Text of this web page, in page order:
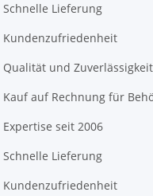
Schnelle Lieferung
Kundenzufriedenheit
Qualität und Zuverlässigkeit
Kauf auf Rechnung für
Expertise seit 2006
Schnelle Lieferung
Kundenzufriedenheit